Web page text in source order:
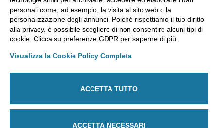
Laboratorio Chimico Camera di commercio Torino
Via Ventimiglia, 165 - 10127 Torino
Tel011 6700111Fax011 6700100
E-mail labchim@lab-to.camcom.it
Partita IVA 09273250010
Codice destinatario: M5UXCR1
personali come, ad esempio, la visita al sito web o la
personalizzazione degli annunci. Poiché rispettiamo il tuo diritto
alla privacy, è possibile scegliere di non consentire alcuni tipi di
cookie. Clicca su preferenze GDPR per saperne di più.
Visualizza la Cookie Policy Completa
ACCETTA TUTTO
ACCETTA NECESSARI